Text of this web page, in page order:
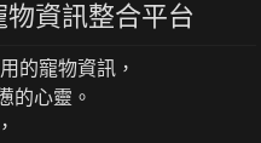
資訊整合平台
的寵物資訊，
的心靈。